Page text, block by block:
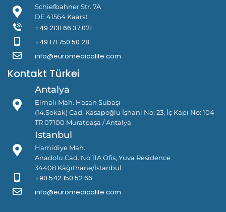
Schiefbahner Str. 7A
DE 41564 Kaarst
+49 2131 66 37 021
+49 171 750 50 28
info@euromedicalife.com
Kontakt Türkei
Antalya
Elmalı Mah. Hasan Subaşı
(14.Sokak) Cad. Kasapoğlu İşhani No: 23, İç Kapı No: 104
TR 07100 Muratpaşa / Antalya
Istanbul
Hamidiye Mah.
Anadolu Cad. No:11A Ofis, Yuva Residence
34408 Kâğıthane/İstanbul
+90 542 150 52 66
info@euromedicalife.com